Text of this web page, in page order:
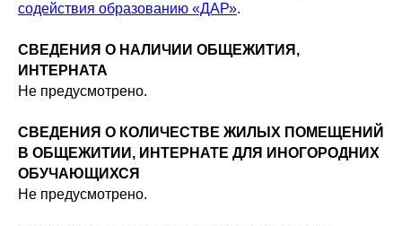
содействия образованию «ДАР».
СВЕДЕНИЯ О НАЛИЧИИ ОБЩЕЖИТИЯ,
ИНТЕРНАТА
Не предусмотрено.
СВЕДЕНИЯ О КОЛИЧЕСТВЕ ЖИЛЫХ ПОМЕЩЕНИЙ
В ОБЩЕЖИТИИ, ИНТЕРНАТЕ ДЛЯ ИНОГОРОДНИХ
ОБУЧАЮЩИХСЯ
Не предусмотрено.